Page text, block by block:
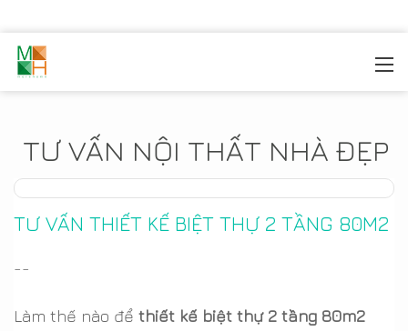
TƯ VẤN NỘI THẤT NHÀ ĐẸP
TƯ VẤN THIẾT KẾ BIỆT THỰ 2 TẦNG 80M2
--
Làm thế nào để thiết kế biệt thự 2 tầng 80m2